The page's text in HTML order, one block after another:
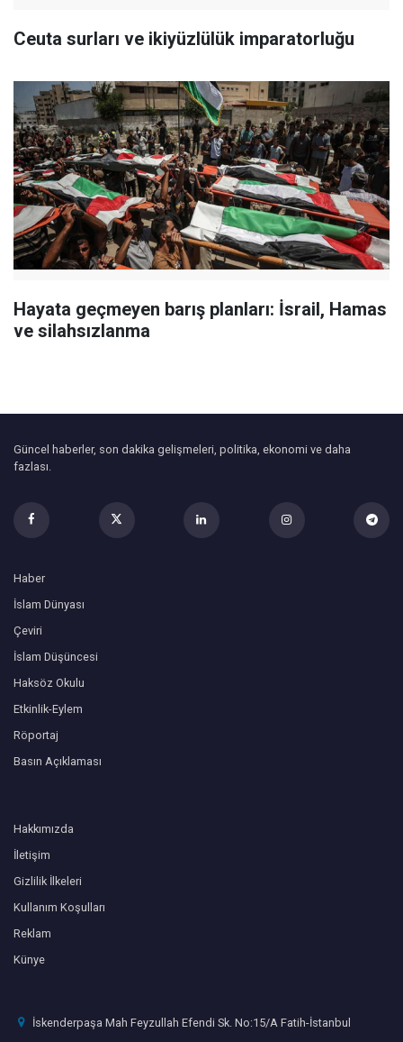
Ceuta surları ve ikiyüzlülük imparatorluğu
Hayata geçmeyen barış planları: İsrail, Hamas
ve silahsızlanma
Güncel haberler, son dakika gelişmeleri, politika, ekonomi ve daha
fazlası.
Haber
İslam Dünyası
Çeviri
İslam Düşüncesi
Haksöz Okulu
Etkinlik-Eylem
Röportaj
Basın Açıklaması
Hakkımızda
İletişim
Gizlilik İlkeleri
Kullanım Koşulları
Reklam
Künye
İskenderpaşa Mah Feyzullah Efendi Sk. No:15/A Fatih-İstanbul